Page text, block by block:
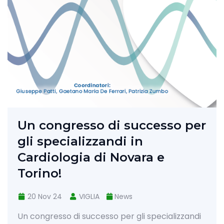
di successo per
in
di Novara e
VIGLIA News
di successo per gli specializzandi